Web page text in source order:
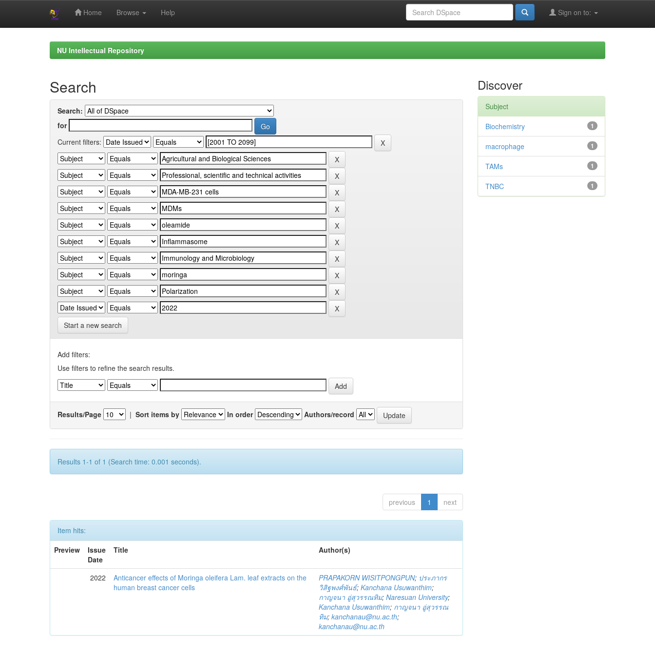
Home Browse Help Sign on to:
NU Intellectual Repository
Search
Search:
for
Current filters:
Start a new search
Add filters:
Use filters to refine the search results.
Results/Page | Sort items by In order Authors/record
Results 1-1 of 1 (Search time: 0.001 seconds).
previous 1 next
Item hits:
Preview
Issue
Date
Title Author(s)
2022
Anticancer effects of Moringa oleifera Lam. leaf extracts on the
human breast cancer cells
PRAPAKORN WISITPONGPUN; ประภากร
วิสิฐพงศ์พันธ์;Kanchana Usuwanthim;
กาญจนา อู่สุวรรณทิม;Naresuan University;
Kanchana Usuwanthim; กาญจนา อู่สุวรรณ
ทิม;kanchanau@nu.ac.th;
kanchanau@nu.ac.th
Discover
Subject
1
Biochemistry
1
macrophage
1
TAMs
1
TNBC